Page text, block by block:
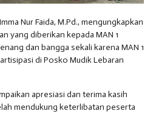
Nur Faida, M.Pd., mengungkapkan
yang diberikan kepada MAN 1
dan bangga sekali karena MAN 1
di Posko Mudik Lebaran
apresiasi dan terima kasih
mendukung keterlibatan peserta